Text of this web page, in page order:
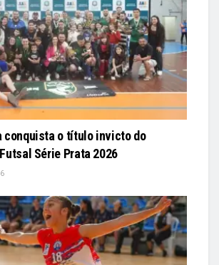
conquista o título invicto do
Série Prata 2026